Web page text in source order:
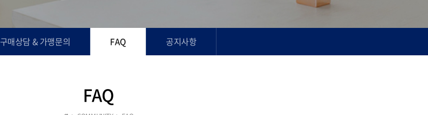
구매상담 & 가맹문의 FAQ 공지사항
FAQ